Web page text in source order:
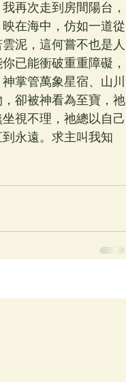
再次走到房間陽台，
在海中，仿如一道從
泥，這何嘗不也是人
已能衝破重重障礙，
掌管萬象星宿、山川
卻被神看為至寶，祂
視不理，祂總以自己
永遠。求主叫我知